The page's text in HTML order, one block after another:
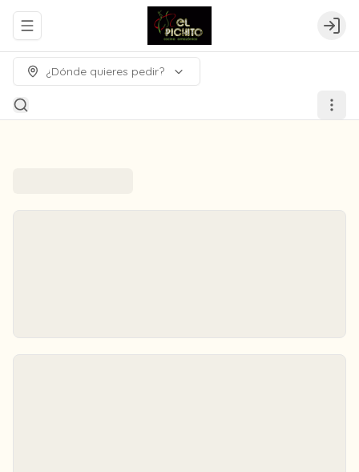
Abrir menu de navegación Login
¿Dónde quieres pedir?